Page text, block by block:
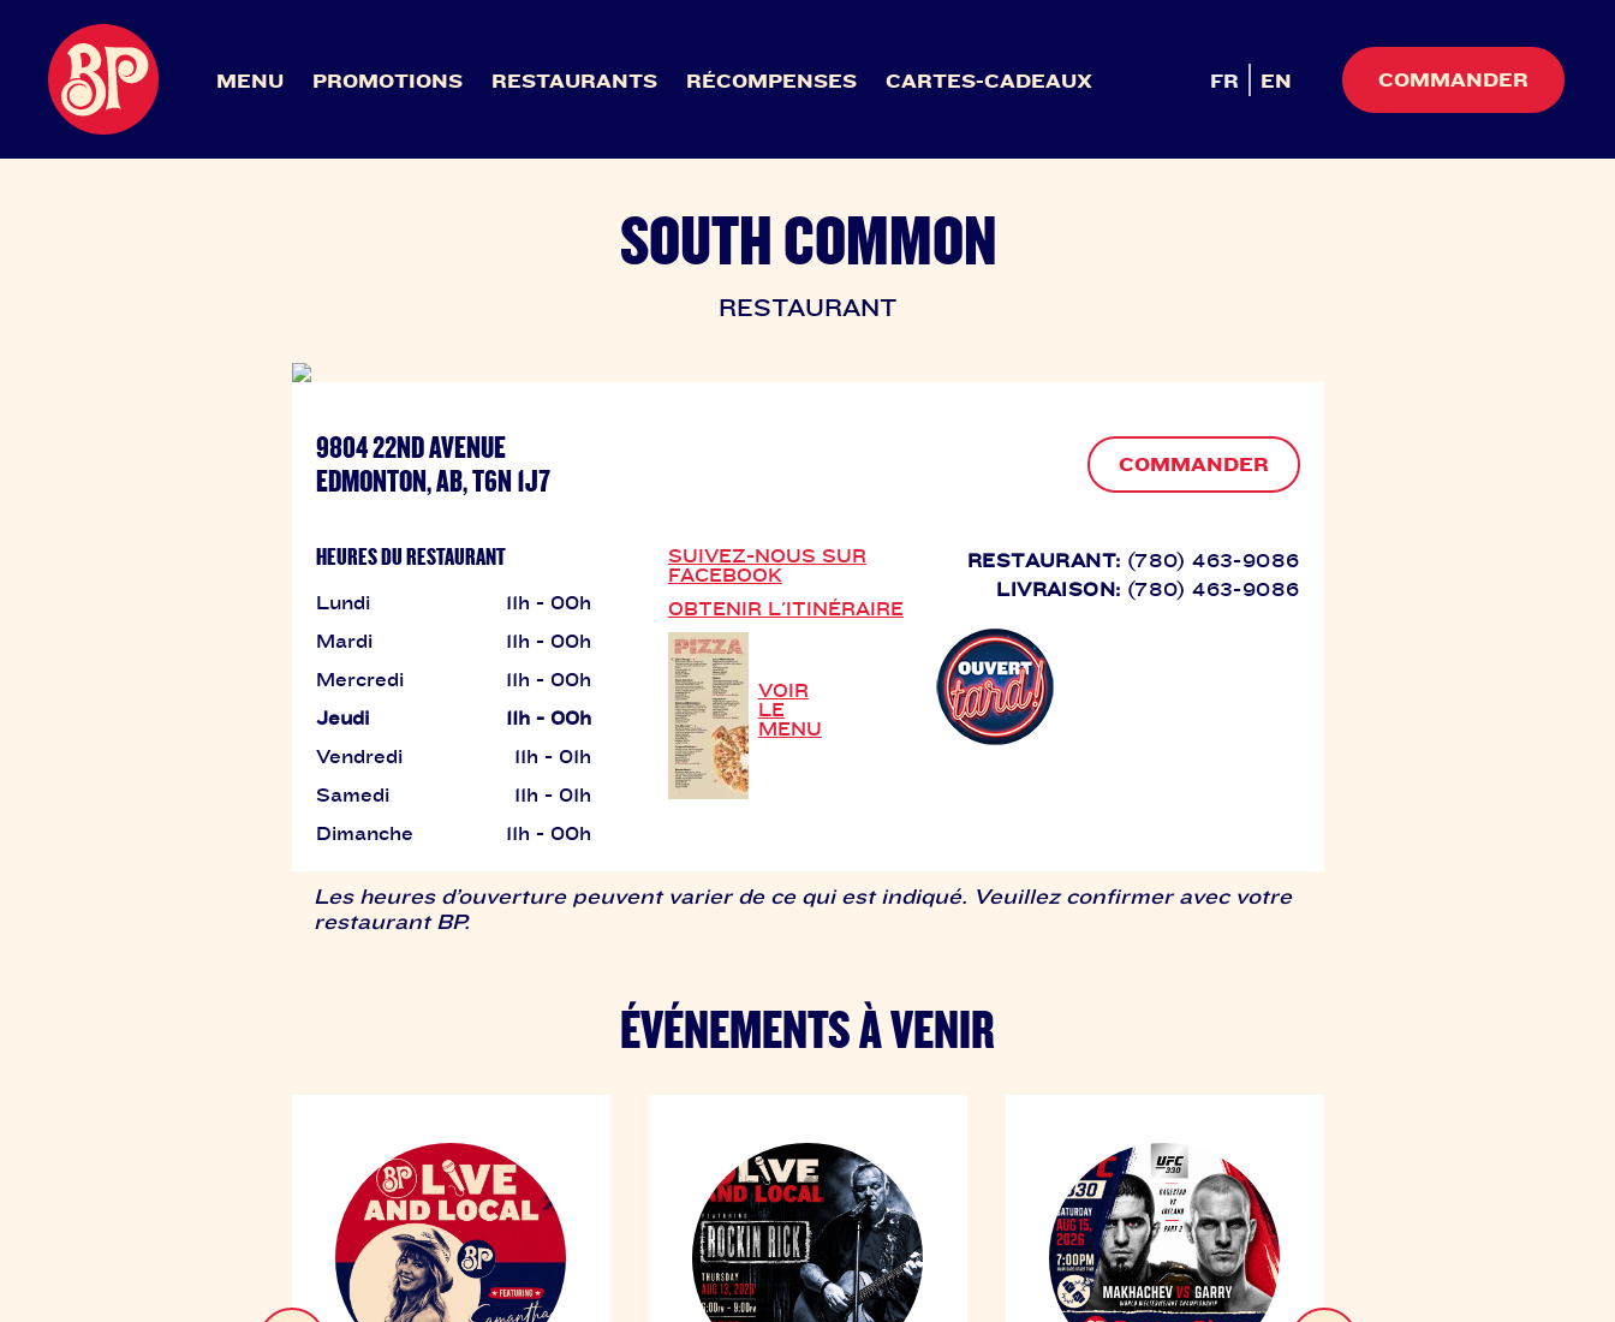
MENU PROMOTIONS RESTAURANTS RÉCOMPENSES CARTES-CADEAUX FR EN COMMANDER
SOUTH COMMON
RESTAURANT
9804 22ND AVENUE
EDMONTON, AB, T6N 1J7
COMMANDER
HEURES DU RESTAURANT
Lundi
11h - 00h
Mardi
11h - 00h
Mercredi
11h - 00h
Jeudi
11h - 00h
Vendredi
11h - 01h
Samedi
11h - 01h
Dimanche
11h - 00h
SUIVEZ-NOUS SUR
FACEBOOK
OBTENIR L'ITINÉRAIRE
VOIR
LE
MENU
RESTAURANT: (780) 463-9086
LIVRAISON: (780) 463-9086
Les heures d’ouverture peuvent varier de ce qui est indiqué. Veuillez confirmer avec votre
restaurant BP.
ÉVÉNEMENTS À VENIR